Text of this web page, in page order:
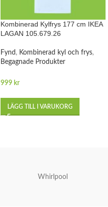
Kombinerad Kylfrys 177 cm IKEA
LAGAN 105.679.26
Fynd , Kombinerad kyl och frys,
Begagnade Produkter
999 kr
LÄGG TILL I VARUKORG
Whirlpool